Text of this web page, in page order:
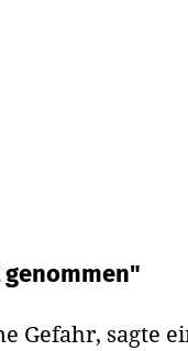
Gefahr, sagte